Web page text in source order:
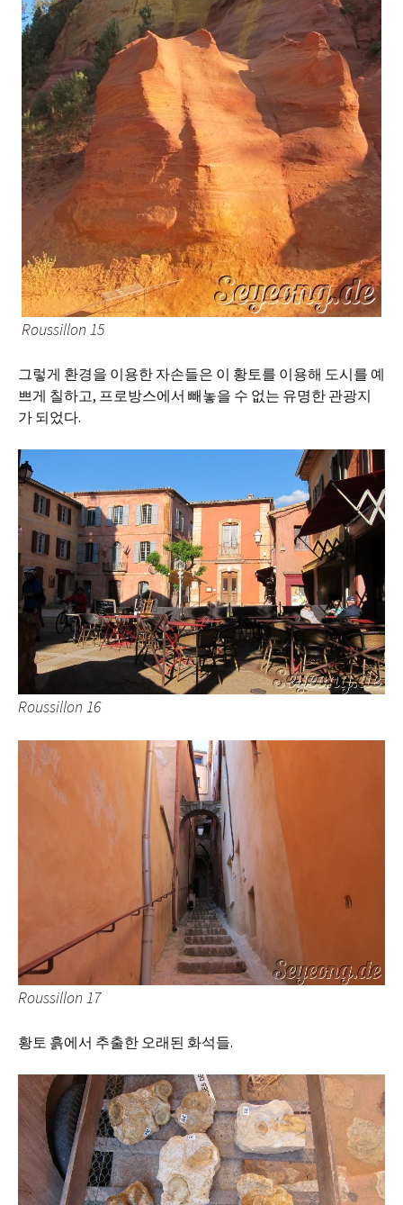
Roussillon 15
그렇게 환경을 이용한 자손들은 이 황토를 이용해 도시를 예
쁘게 칠하고, 프로방스에서 빼놓을 수 없는 유명한 관광지
가 되었다.
Roussillon 16
Roussillon 17
황토 흙에서 추출한 오래된 화석들.